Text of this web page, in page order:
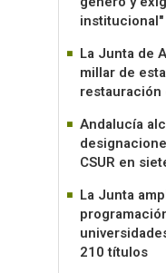
institucional"
La Junta de
millar de
restauración
Andalucía
CSUR en
La Junta
210 títulos